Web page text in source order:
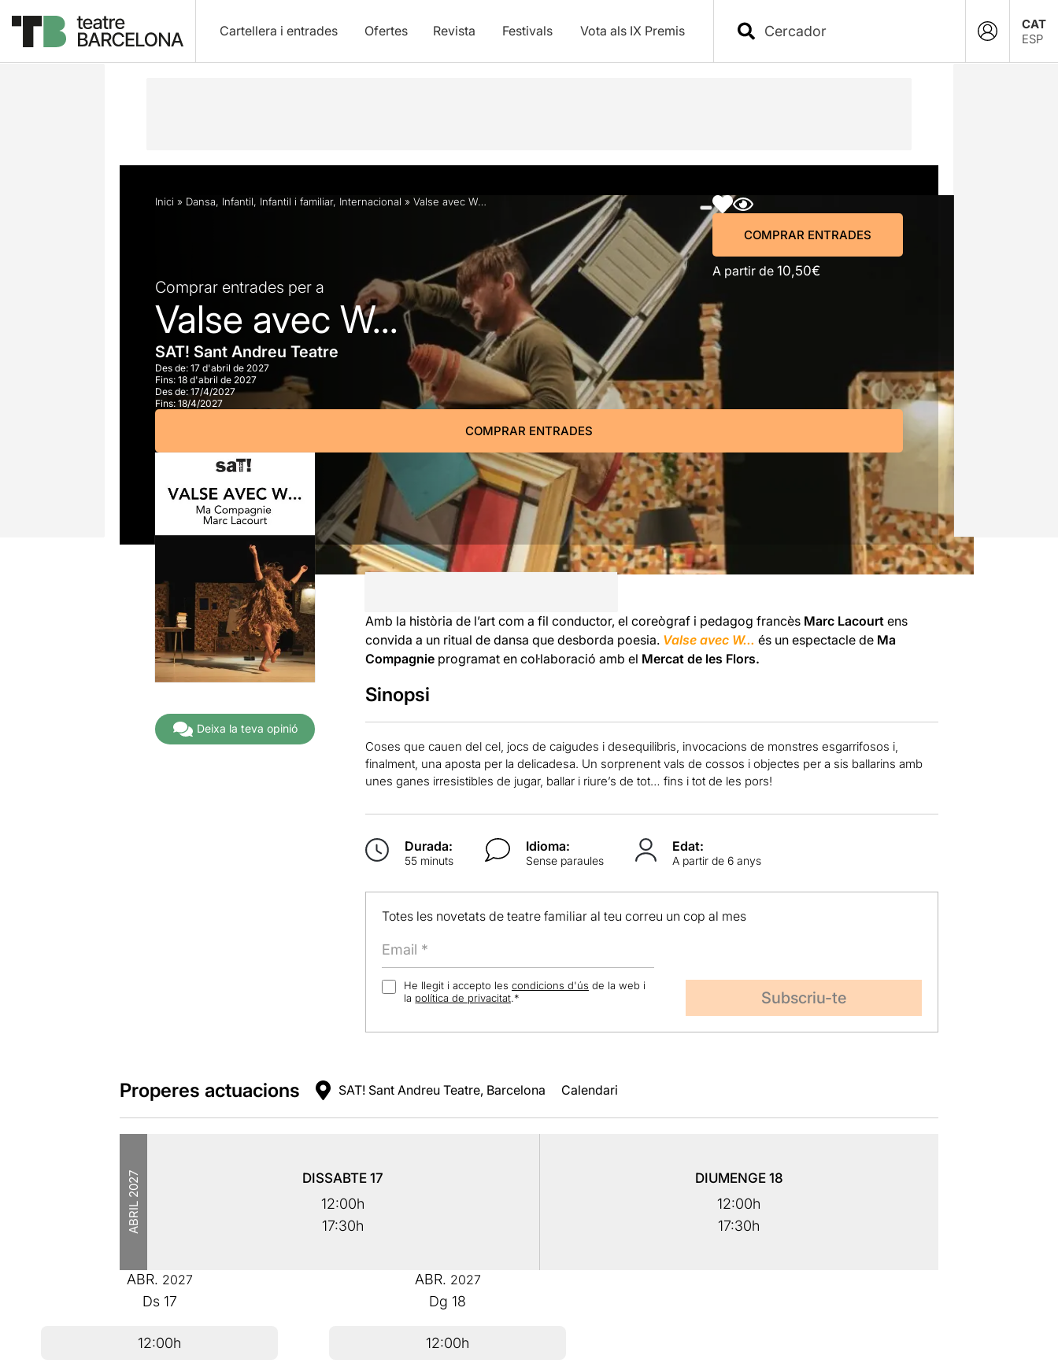
Cartellera i entrades Ofertes Revista Festivals Vota als IX Premis
CAT
ESP
Descripció Horaris Fitxa artística Fotos i vídeos Info pràctica COMPRAR ENTRADES
Inici » Dansa, Infantil, Infantil i familiar, Internacional » Valse avec W…
A partir de 10,50€
COMPRAR ENTRADES
Comprar entrades per a
Valse avec W...
SAT! Sant Andreu Teatre
Des de: 17 d'abril de 2027
Fins: 18 d'abril de 2027
Des de: 17/4/2027
Fins: 18/4/2027
COMPRAR ENTRADES
Deixa la teva opinió
Amb la història de l’art com a fil conductor, el coreògraf i pedagog francès Marc Lacourt ens
convida a un ritual de dansa que desborda poesia. Valse avec W… és un espectacle deMa
Compagnie programat en col·laboració amb el Mercat de les Flors.
Sinopsi
Coses que cauen del cel, jocs de caigudes i desequilibris, invocacions de monstres esgarrifosos i,
finalment, una aposta per la delicadesa. Un sorprenent vals de cossos i objectes per a sis ballarins amb
unes ganes irresistibles de jugar, ballar i riure’s de tot… fins i tot de les pors!
Durada:
55 minuts
Idioma:
Sense paraules
Edat:
A partir de 6 anys
Totes les novetats de teatre familiar al teu correu un cop al mes
He llegit i accepto les condicions d'ús de la web i
la política de privacitat.*
Properes actuacions SAT! Sant Andreu Teatre, Barcelona Calendari
ABRIL
2027 DISSABTE17
12:00h
17:30h
DIUMENGE 18
12:00h
17:30h
ABR. 2027
Ds 17
12:00h
ABR. 2027
Dg18
12:00h